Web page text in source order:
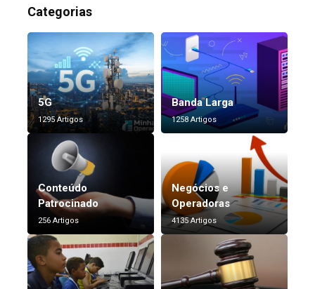
Categorias
5G
1295 Artigos
Banda Larga
1258 Artigos
Conteúdo
Patrocinado
256 Artigos
Negócios e
Operadoras
4135 Artigos